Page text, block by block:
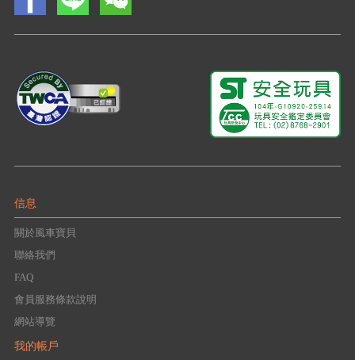
信息
關於風車寶貝
聯絡我們
FAQ
會員服務條款說明
網站導覽
我的帳戶